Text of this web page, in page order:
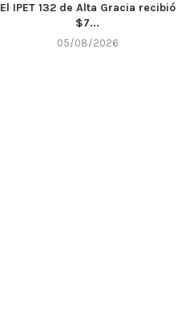
El IPET 132 de Alta Gracia recibió
$7...
05/08/2026